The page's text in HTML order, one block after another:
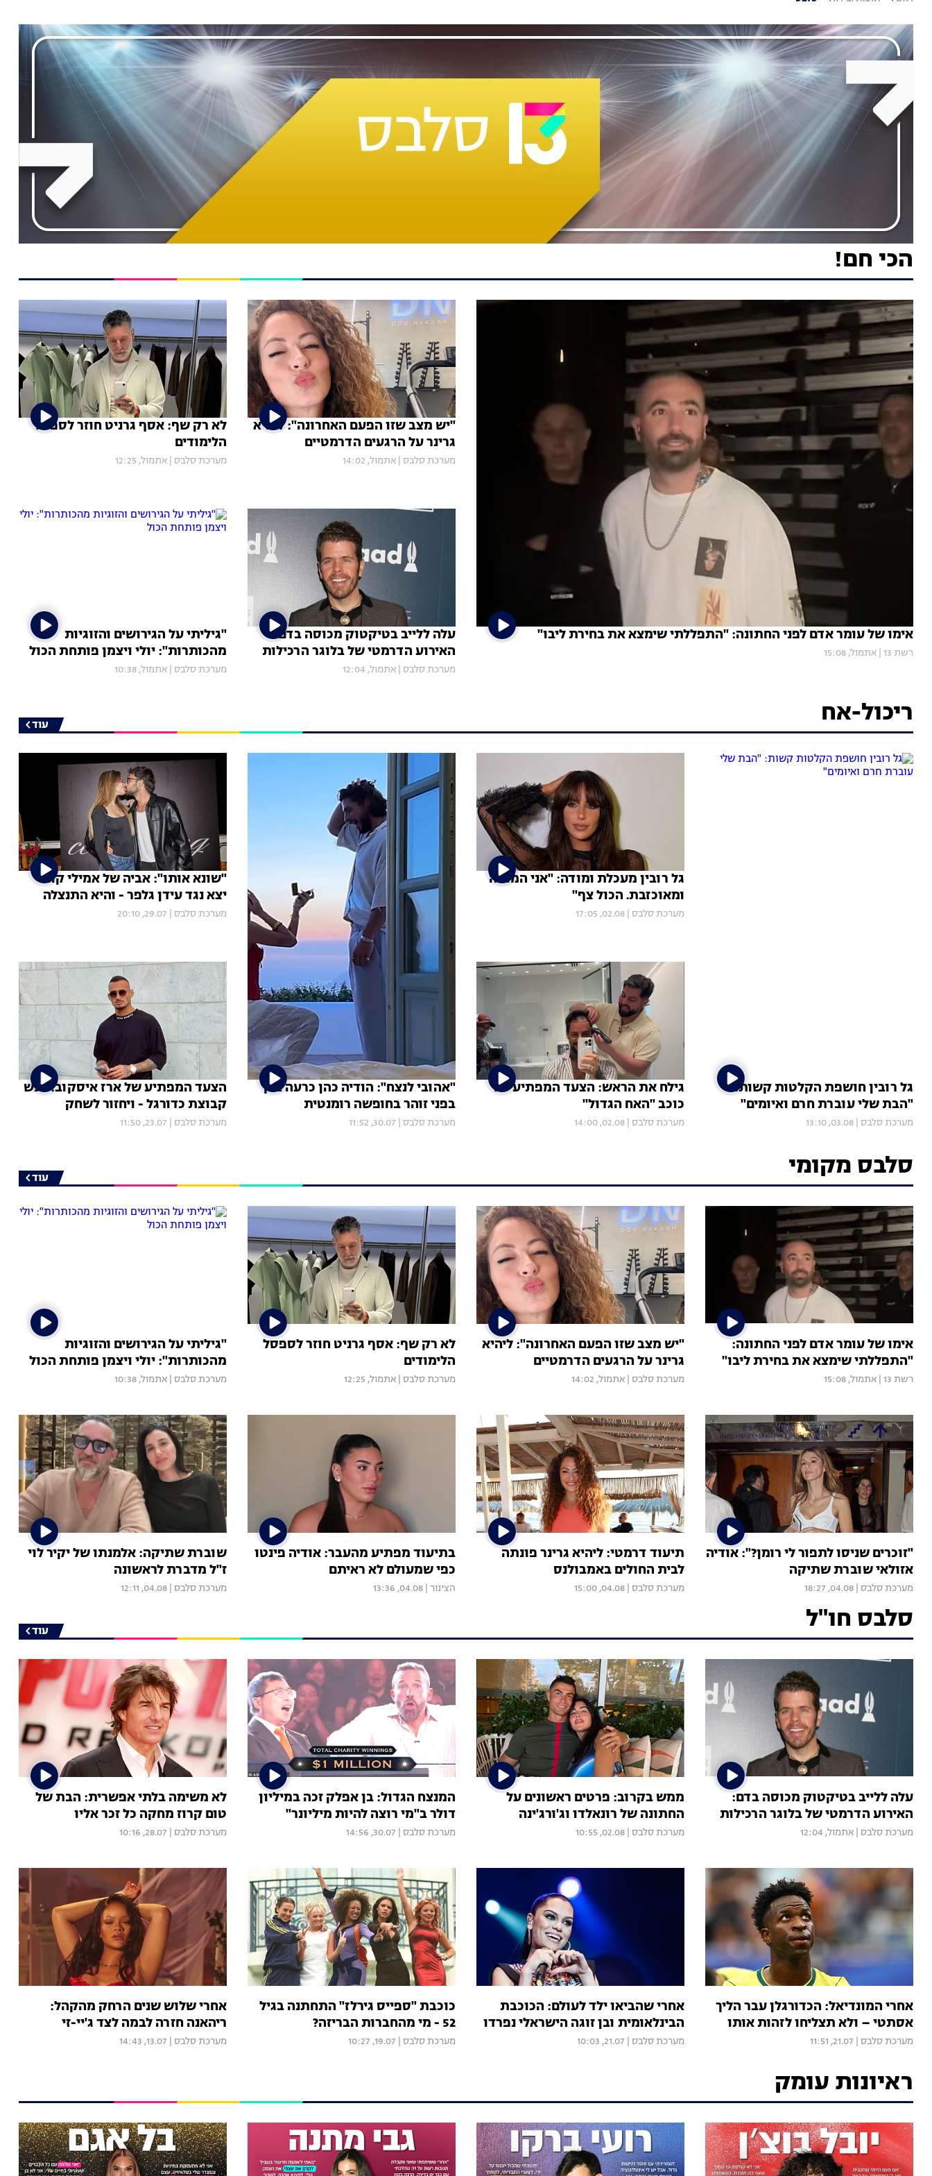
הכי חם!
אימו של עומר אדם לפני החתונה: "התפללתי שימצא את בחירת ליבו"
רשת 13 אתמול, 15:08
"יש מצב שזו הפעם האחרונה": ליהיא
גרינר על הרגעים הדרמטיים
מערכת סלבס אתמול, 14:02
לא רק שף: אסף גרניט חוזר לספסל
הלימודים
מערכת סלבס אתמול, 12:25
עלה ללייב בטיקטוק מכוסה בדם:
האירוע הדרמטי של בלוגר הרכילות
מערכת סלבס אתמול, 12:04
"גיליתי על הגירושים והזוגיות
מהכותרות": יולי ויצמן פותחת הכול
מערכת סלבס אתמול, 10:38
ריכול-אח עוד
גל רובין חושפת הקלטות קשות:
"הבת שלי עוברת חרם ואיומים"
מערכת סלבס 03.08, 13:10
גל רובין מעכלת ומודה: "אני המומה
ומאוכזבת. הכול צף"
מערכת סלבס 02.08, 17:05
גילח את הראש: הצעד המפתיע של
כוכב "האח הגדול"
מערכת סלבס 02.08, 14:00
"אהובי לנצח": הודיה כהן כרעה ברך
בפני זוהר בחופשה רומנטית
מערכת סלבס 30.07, 11:52
"שונא אותו": אביה של אמילי קופר
יצא נגד עידן גלפר - והיא התנצלה
מערכת סלבס 29.07, 20:10
הצעד המפתיע של ארז איסקוב: רכש
קבוצת כדורגל - ויחזור לשחק
מערכת סלבס 23.07, 11:50
סלבס מקומי עוד
אימו של עומר אדם לפני החתונה:
"התפללתי שימצא את בחירת ליבו"
רשת 13 אתמול, 15:08
"יש מצב שזו הפעם האחרונה": ליהיא
גרינר על הרגעים הדרמטיים
מערכת סלבס אתמול, 14:02
לא רק שף: אסף גרניט חוזר לספסל
הלימודים
מערכת סלבס אתמול, 12:25
"גיליתי על הגירושים והזוגיות
מהכותרות": יולי ויצמן פותחת הכול
מערכת סלבס אתמול, 10:38
"זוכרים שניסו לתפור לי רומן?": אודיה
אזולאי שוברת שתיקה
מערכת סלבס 04.08, 18:27
תיעוד דרמטי: ליהיא גרינר פונתה
לבית החולים באמבולנס
מערכת סלבס 04.08, 15:00
בתיעוד מפתיע מהעבר: אודיה פינטו
כפי שמעולם לא ראיתם
הצינור 04.08, 13:36
שוברת שתיקה: אלמנתו של יקיר לוי
ז"ל מדברת לראשונה
מערכת סלבס 04.08, 12:11
סלבס חו"ל עוד
עלה ללייב בטיקטוק מכוסה בדם:
האירוע הדרמטי של בלוגר הרכילות
מערכת סלבס אתמול, 12:04
ממש בקרוב: פרטים ראשונים על
החתונה של רונאלדו וג'ורג'ינה
מערכת סלבס 02.08, 10:55
המנצח הגדול: בן אפלק זכה במיליון
דולר ב"מי רוצה להיות מיליונר"
מערכת סלבס 30.07, 14:56
לא משימה בלתי אפשרית: הבת של
טום קרוז מחקה כל זכר אליו
מערכת סלבס 28.07, 10:16
אחרי המונדיאל: הכדורגלן עבר הליך
אסתטי – ולא תצליחו לזהות אותו
מערכת סלבס 21.07, 11:51
אחרי שהביאו ילד לעולם: הכוכבת
הבינלאומית ובן זוגה הישראלי נפרדו
מערכת סלבס 21.07, 10:03
כוכבת "ספייס גירלז" התחתנה בגיל
52 - מי מהחברות הבריזה?
מערכת סלבס 19.07, 10:27
אחרי שלוש שנים הרחק מהקהל:
ריהאנה חזרה לבמה לצד ג'יי-זי
מערכת סלבס 13.07, 14:43
ראיונות עומק